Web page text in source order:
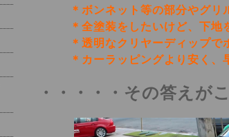
＊ボンネット等の部分やグリル
＊全塗装をしたいけど、 下地
＊透明なクリヤーディップでボ
＊カーラッピングより安く、早
・・・・・その答えが